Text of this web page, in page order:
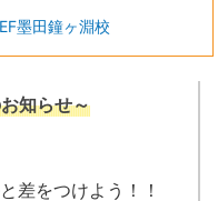
墨田鐘ヶ淵校
知らせ～
をつけよう！！